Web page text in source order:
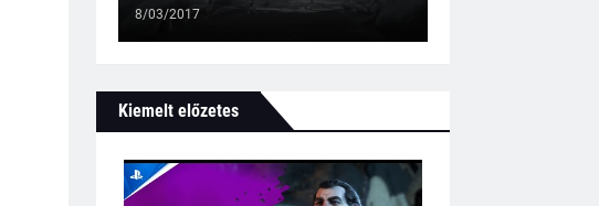
8/03/2017
Kiemelt előzetes